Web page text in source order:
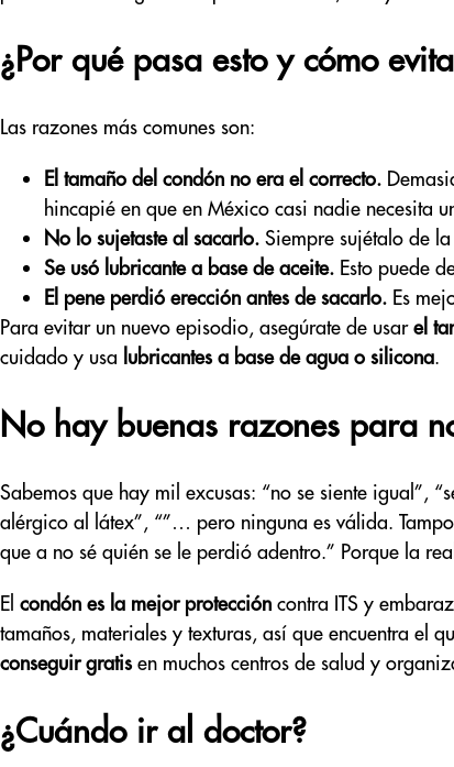
¿Por qué pasa esto y cómo
Las razones más comunes son:
El tamaño del condón no era el correcto.
hincapié en que en México casi nadie necesita
No lo sujetaste al sacarlo. Siempre sujétalo de
Se usó lubricante a base de aceite. Esto puede
El pene perdió erección antes de sacarlo. Es
Para evitar un nuevo episodio, asegúrate de usarel
cuidado y usa lubricantes a base de agua o silicona.
No hay buenas razones para
Sabemos que hay mil excusas: “no se siente igual”,
alérgico al látex”, “”… pero ninguna es válida.
que a no sé quién se le perdió adentro.” Porque la
El condón es la mejor protección contra ITS y
tamaños, materiales y texturas, así que encuentra el
conseguir gratisen muchos centros de salud y
¿Cuándo ir al doctor?